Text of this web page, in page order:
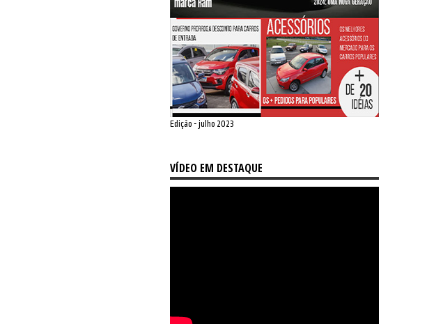
Edição - julho 2023
VÍDEO EM DESTAQUE